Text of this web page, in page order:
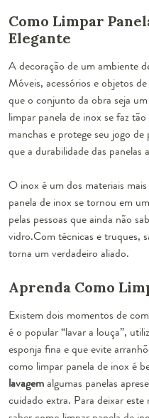
Como Limpar
Elegante
A decoração de um ambiente
Móveis, acessórios e objetos
que o conjunto da obra seja
limpar panela de inox se faz
manchas e protege seu jogo
que a durabilidade das panelas
O inox é um dos materiais
panela de inox se tornou em
pelas pessoas que ainda não
vidro.Com técnicas e truques,
torna um verdadeiro aliado.
Aprenda Como
Existem dois momentos de
é o popular “lavar a louça”,
esponja fina e que evite
como limpar panela de inox é
lavagemalgumas panelas
cuidado extra. Para deixar